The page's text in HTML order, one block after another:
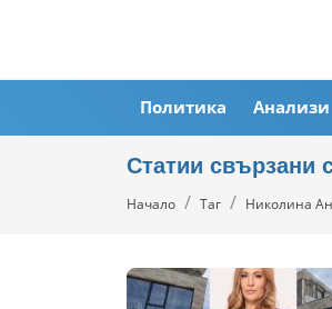
Политика Анализи
Статии свързани
Начало Таг Николина